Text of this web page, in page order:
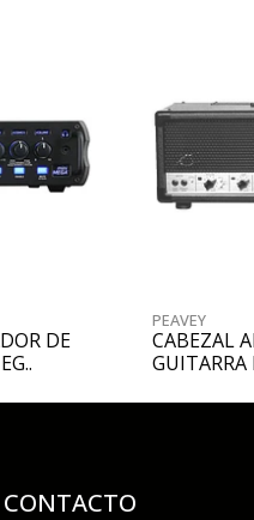
DE
PEAVEY
CABEZAL
GUITARRA
CONTACTO